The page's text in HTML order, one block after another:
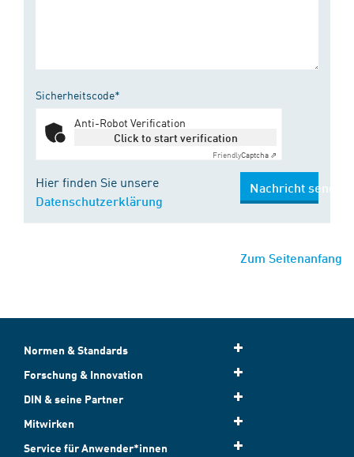
Sicherheitscode*
Anti-Robot Verification
Click to start verification
FriendlyCaptcha ⇗
Hier finden Sie unsere
Datenschutzerklärung
Nachricht senden
Zum Seitenanfang
Normen & Standards
Forschung & Innovation
DIN & seine Partner
Mitwirken
Service für Anwender*innen